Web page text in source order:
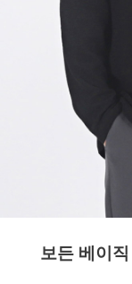
보든 베이